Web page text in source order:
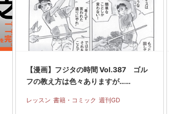
【漫画】フジタの時間 Vol.387 ゴル
フの教え方は色々ありますが……
レッスン 書籍・コミック 週刊GD